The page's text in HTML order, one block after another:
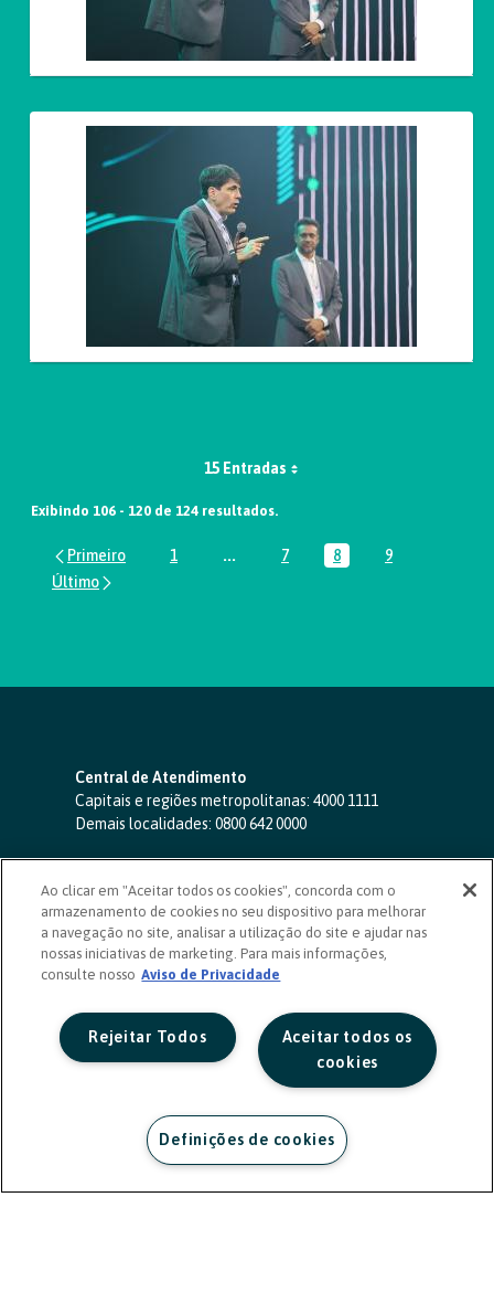
15 Entradas
Exibindo 106 - 120 de 124 resultados.
Página
1 ...Páginas intermediárias Usar ABA
Página
7 Página
8 Página
9
Central de Atendimento
Capitais e regiões metropolitanas: 4000 1111
Demais localidades: 0800 642 0000
SAC 24 horas-0800 724 4420
Ouvidoria
0800 725 0996
(de segunda a sexta, das 8h às 20h)
ouvidoriasicoob.com.br
Deficientes auditivos ou de fala
Ao clicar em "Aceitar todos os cookies", concorda com o
armazenamento de cookies no seu dispositivo para melhorar
a navegação no site, analisar a utilização do site e ajudar nas
nossas iniciativas de marketing. Para mais informações,
consulte nosso Aviso de Privacidade
Aceitar todos os
cookies
Rejeitar Todos
Definições de cookies